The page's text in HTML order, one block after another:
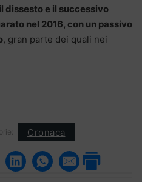
il dissesto e il successivo
nel 2016, con un passivo
, gran parte dei quali nei
Cronaca